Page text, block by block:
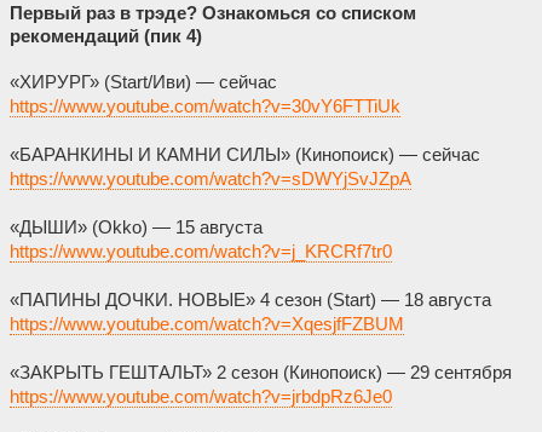
Первый раз в трэде? Ознакомься со списком
рекомендаций (пик 4)
«ХИРУРГ» (Start/Иви) — сейчас
https://www.youtube.com/watch?v=30vY6FTTiUk
«БАРАНКИНЫ И КАМНИ СИЛЫ» (Кинопоиск) — сейчас
https://www.youtube.com/watch?v=sDWYjSvJZpA
«ДЫШИ» (Okko) — 15 августа
https://www.youtube.com/watch?v=j_KRCRf7tr0
«ПАПИНЫ ДОЧКИ. НОВЫЕ» 4 сезон (Start) — 18 августа
https://www.youtube.com/watch?v=XqesjfFZBUM
«ЗАКРЫТЬ ГЕШТАЛЬТ» 2 сезон (Кинопоиск) — 29 сентября
https://www.youtube.com/watch?v=jrbdpRz6Je0